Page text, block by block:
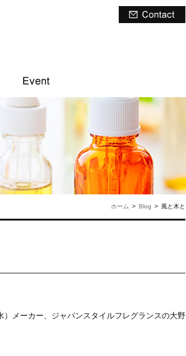
ホーム > Blog > 風と木と
メーカー、ジャパンスタイルフレグランスの大野